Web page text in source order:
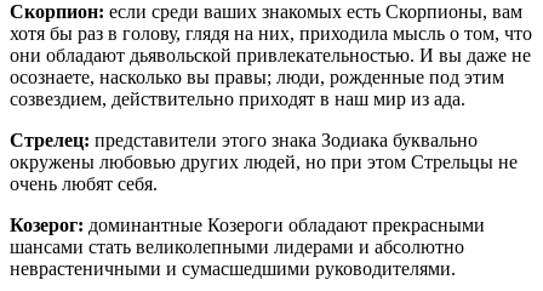
Скорпион: если среди ваших знакомых есть Скорпионы, вам
хотя бы раз в голову, глядя на них, приходила мысль о том, что
они обладают дьявольской привлекательностью. И вы даже не
осознаете, насколько вы правы; люди, рожденные под этим
созвездием, действительно приходят в наш мир из ада.
Стрелец: представители этого знака Зодиака буквально
окружены любовью других людей, но при этом Стрельцы не
очень любят себя.
Козерог: доминантные Козероги обладают прекрасными
шансами стать великолепными лидерами и абсолютно
неврастеничными и сумасшедшими руководителями.